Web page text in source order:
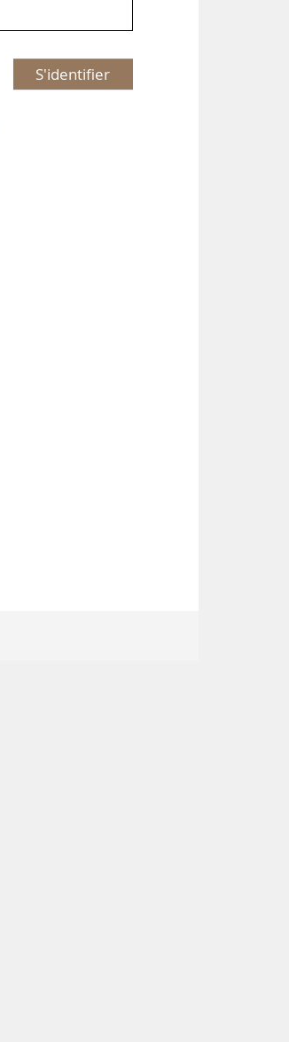
S'identifier